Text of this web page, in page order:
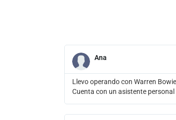
Ana
Llevo operando con Warren
Cuenta con un asistente